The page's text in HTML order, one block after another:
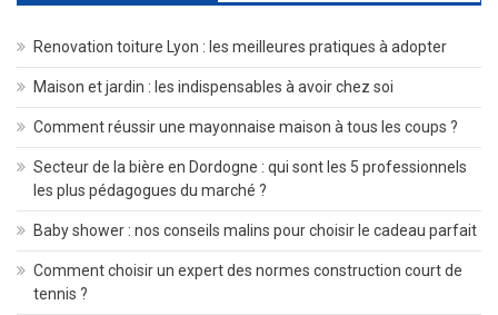
Renovation toiture Lyon : les meilleures pratiques à adopter
Maison et jardin : les indispensables à avoir chez soi
Comment réussir une mayonnaise maison à tous les coups ?
Secteur de la bière en Dordogne : qui sont les 5 professionnels
les plus pédagogues du marché ?
Baby shower : nos conseils malins pour choisir le cadeau parfait
Comment choisir un expert des normes construction court de
tennis ?